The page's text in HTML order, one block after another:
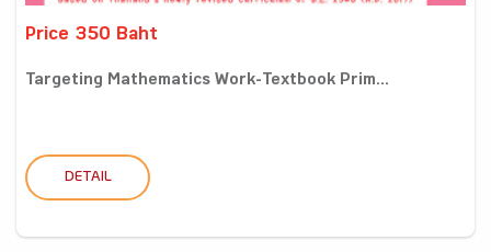
Price 350 Baht
Targeting Mathematics Work-Textbook Prim...
DETAIL